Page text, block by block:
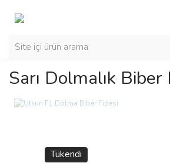
Sarı Dolmalık Biber
Tükendi